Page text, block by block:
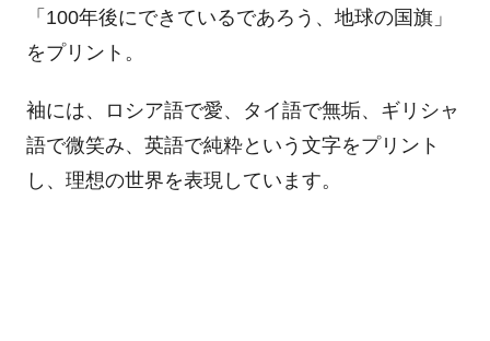
「100年後にできているであろう、地球の国旗」
をプリント。
袖には、ロシア語で愛、タイ語で無垢、ギリシャ
語で微笑み、英語で純粋という文字をプリント
し、理想の世界を表現しています。